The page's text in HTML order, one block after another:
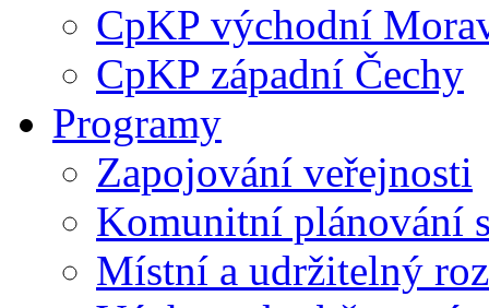
CpKP východní
CpKP západní Čechy
Programy
Zapojování veřejnosti
Komunitní plánování
Místní a udržitelný